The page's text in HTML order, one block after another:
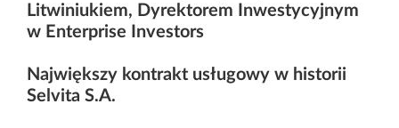
Litwiniukiem, Dyrektorem Inwestycyjnym
w Enterprise Investors
Największy kontrakt usługowy w historii
Selvita S.A.